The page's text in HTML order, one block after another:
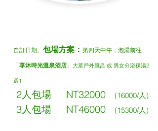
自訂日期​。 包場方案： 第四天中午，泡湯前往
「享沐時光溫泉酒店 」 大眾戶外風呂 或 男女分浴祼湯2
選1
2人包場 NT32000 (16000/人)
3人包場 NT46000 (15300/人)